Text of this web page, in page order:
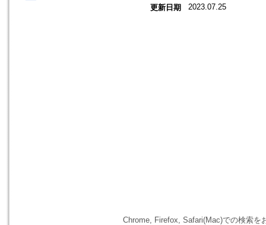
更新日期 2023.07.25
Chrome, Firefox, Safari(Mac)での検索を